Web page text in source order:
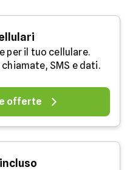
per il tuo cellulare.
SMS e dati.
offerte